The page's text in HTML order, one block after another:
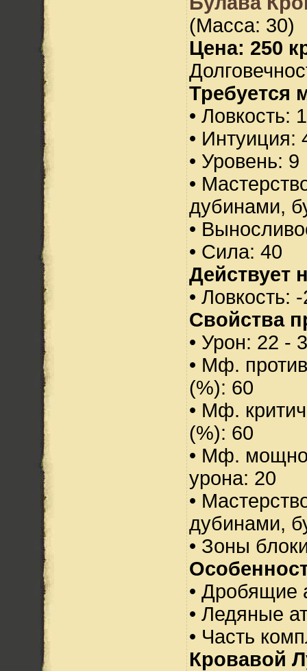
(Масса: 30)
Цена: 250
Требуется
• Ловкость:
• Интуиция:
• Уровень: 9
•
дубинами,
•
• Сила: 40
Действует
• Ловкость:
Свойства
• Урон: 22 -
• Мф.
(%): 60
• Мф.
(%): 60
• Мф.
урона: 20
•
дубинами,
• Зоны
• Дробящие
• Ледяные
• Часть
Кровавой